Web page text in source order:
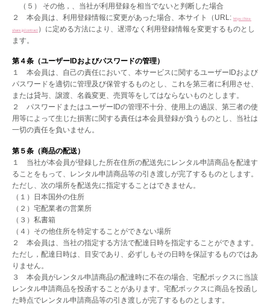
（５） その他，、当社が利用登録を相当でないと判断した場合
２ 本会員は、利用登録情報に変更があった場合、本サイト（URL:
https://kira-
share.jp/contract
）に定める方法により、遅滞なく利用登録情報を変更するものとし
ます。
第４条（ユーザーIDおよびパスワードの管理）
１ 本会員は、自己の責任において、本サービスに関するユーザーIDおよび
パスワードを適切に管理及び保管するものとし、これを第三者に利用させ、
または貸与、譲渡、名義変更、売買等をしてはならないものとします。
２ パスワードまたはユーザーIDの管理不十分、使用上の過誤、第三者の使
用等によって生じた損害に関する責任は本会員登録が負うものとし、当社は
一切の責任を負いません。
第５条（商品の配送）
１ 当社が本会員が登録した所在住所の配送先にレンタル申請商品を配達す
ることをもって、レンタル申請商品等の引き渡しが完了するものとします。
ただし、次の場所を配送先に指定することはできません。
（１）日本国外の住所
（２）宅配業者の営業所
（３）私書箱
（４）その他住所を特定することができない場所
２ 本会員は、当社の指定する方法で配達日時を指定することができます。
ただし，配達日時は、目安であり、必ずしもその日時を保証するものではあ
りません。
３ 本会員がレンタル申請商品の配達時に不在の場合、宅配ボックスに当該
レンタル申請商品を投函することがあります。宅配ボックスに商品を投函し
た時点でレンタル申請商品等の引き渡しが完了するものとします。